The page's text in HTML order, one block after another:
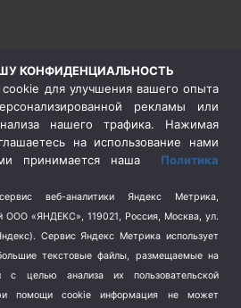
(404)
КОНФИДЕНЦИАЛЬНОСТЬ
для улучшения вашего опыта
рекламы или
нашего трафика. Нажимая
на использование нами
принимается наша Политика
веб-аналитики Яндекс Метрика,
ООО «ЯНДЕКС», 119021, Россия, Москва, ул.
Сервис Яндекс Метрика использует
текстовые файлы, размещаемые на
с целью анализа их пользовательской
помощи cookie информация не может